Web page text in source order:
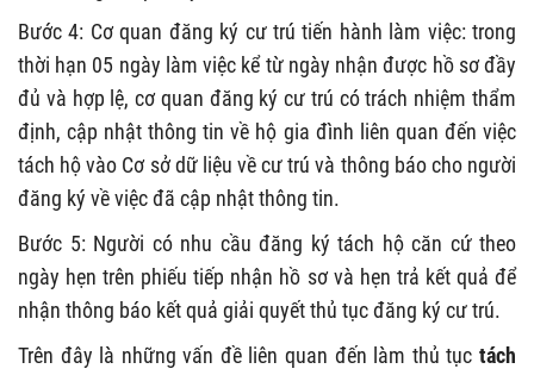
Bước 4: Cơ quan đăng ký cư trú tiến hành làm việc: trong
thời hạn 05 ngày làm việc kể từ ngày nhận được hồ sơ đầy
đủ và hợp lệ, cơ quan đăng ký cư trú có trách nhiệm thẩm
định, cập nhật thông tin về hộ gia đình liên quan đến việc
tách hộ vào Cơ sở dữ liệu về cư trú và thông báo cho người
đăng ký về việc đã cập nhật thông tin.
Bước 5: Người có nhu cầu đăng ký tách hộ căn cứ theo
ngày hẹn trên phiếu tiếp nhận hồ sơ và hẹn trả kết quả để
nhận thông báo kết quả giải quyết thủ tục đăng ký cư trú.
Trên đây là những vấn đề liên quan đến làm thủ tục tách